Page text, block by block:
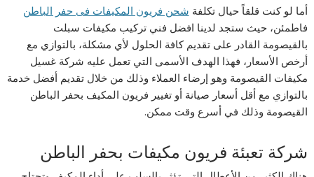
أما لو كنت قلقاً حيال تكلفة شحن فريون المكيفات فى حفر الباطن
فاطمئن، حيث ستجد لدينا افضل فني تركيب مكيفات سبلت
بالقيصومة القادر على تقديم كافة الحلول لأي مشكلة، بالتوازي مع
أرخص الأسعار، فهذا الهدف الأسمى التي تعمل عليه شركة غسيل
مكيفات القيصومة وهو إرضاء العملاء وذلك من خلال تقديم أفضل خدمة
بالتوازي مع أقل أسعار صيانة أو تغيير فريون المكيف بحفر الباطن
القيصومة وذلك في أسرع وقت ممكن.
شركة تعبئة فريون مكيفات بحفر الباطن